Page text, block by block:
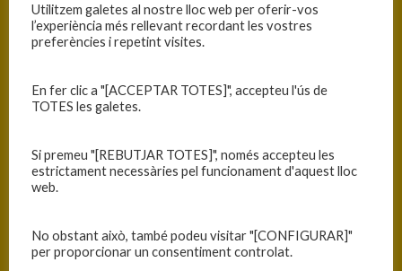
C.B. Les Franqueses — C.E. Sant
Ignasi
Utilitzem galetes al nostre lloc web per oferir-vos
l’experiència més rellevant recordant les vostres
preferències i repetint visites.
En fer clic a "[ACCEPTAR TOTES]", accepteu l'ús de
TOTES les galetes.
Si premeu "[REBUTJAR TOTES]", només accepteu les
estrictament necessàries pel funcionament d'aquest lloc
web.
No obstant això, també podeu visitar "[CONFIGURAR]"
per proporcionar un consentiment controlat.